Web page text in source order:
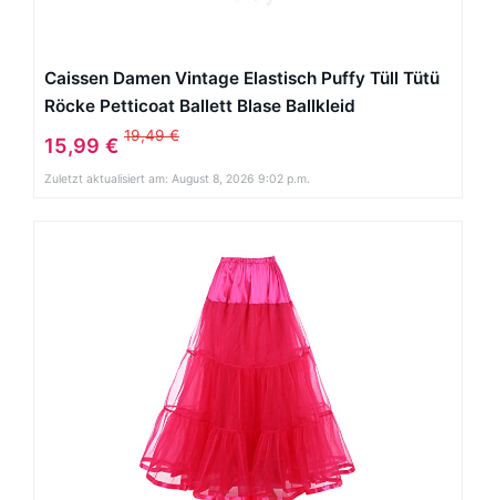
Caissen Damen Vintage Elastisch Puffy Tüll Tütü
Röcke Petticoat Ballett Blase Ballkleid
Mehrfarbengroß Unterröcke Hellblau
15,99 € 19,49 €
Zuletzt aktualisiert am: August 8, 2026 9:02 p.m.